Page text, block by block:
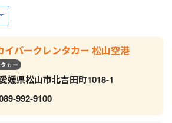
イパークレンタカー 松山空港
カー
愛媛県松山市北吉田町1018-1
992-9100